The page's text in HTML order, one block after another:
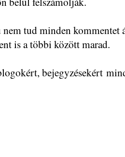
tud minden kommentet
is a többi között marad.
bejegyzésekért